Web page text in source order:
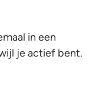
in een
je actief bent.